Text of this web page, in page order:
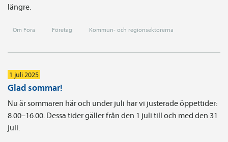
längre.
Om Fora Företag Kommun- och regionsektorerna
1 juli 2025
Glad sommar!
Nu är sommaren här och under juli har vi justerade öppettider:
8.00–16.00. Dessa tider gäller från den 1 juli till och med den 31
juli.